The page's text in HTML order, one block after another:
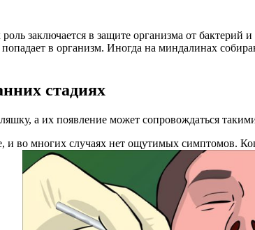
заключается в защите организма от
в организм. Иногда на миндалинах
стадиях
а их появление может сопровождаться
во многих случаях нет ощутимых симптомов.